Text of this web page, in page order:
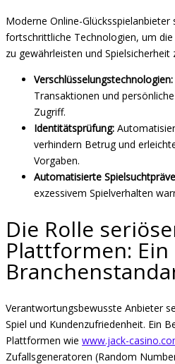
Moderne Online-
fortschrittliche Technologien, um
zu gewährleisten und
Verschlüsselungstechnologien:
Transaktionen und
Zugriff.
Identitätsprüfung:
verhindern Betrug und
Vorgaben.
Automatisierte
exzessivem Spielverhalten
Die Rolle
Plattformen: Ein
Verantwortungsbewusste Anbieter
Spiel und Kundenzufriedenheit. Ein
Plattformen wie www.jack-
Zufallsgeneratoren (Random